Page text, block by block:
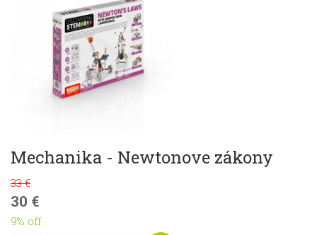
Mechanika - Newtonove zákony
33 €
30 €
9% off